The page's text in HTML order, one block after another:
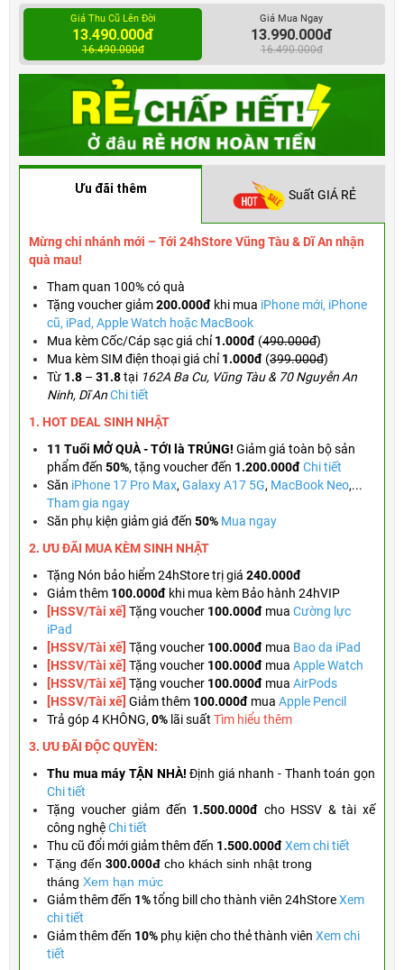
Giá Thu Cũ Lên Đời
13.490.000đ
16.490.000đ
Giá Mua Ngay
13.990.000đ
16.490.000đ
Ưu đãi thêm Suất GIÁ RẺ
Mừng chi nhánh mới – Tới 24hStore Vũng Tàu & Dĩ An nhận
quà mau!
Tham quan 100% có quà
Tặng vouchergiảm200.000đ khi mua iPhone mới, iPhone
cũ, iPad, Apple Watch hoặc MacBook
Mua kèm Cốc/Cáp sạc giá chỉ1.000đ (490.000đ)
Mua kèm SIM điện thoại giá chỉ1.000đ (399.000đ)
Từ 1.8 – 31.8tại 162A Ba Cu, Vũng Tàu & 70 Nguyễn An
Ninh, Dĩ AnChi tiết
1. HOT DEAL SINH NHẬT
11 Tuổi MỞ QUÀ - TỚI là TRÚNG! Giảm giá toàn bộ sản
phẩm đến 50%, tặng voucher đến 1.200.000đChi tiết
Săn iPhone 17 Pro Max, Galaxy A17 5G, MacBook Neo,...
Tham gia ngay
Săn phụ kiện giảm giá đến 50% Mua ngay
2. ƯU ĐÃI MUA KÈMSINH NHẬT
Tặng Nón bảo hiểm 24hStore trị giá 240.000đ
Giảm thêm 100.000đ khi mua kèm Bảo hành 24hVIP
[HSSV/Tài xế] Tặng voucher 100.000đ mua Cường lực
iPad
[HSSV/Tài xế] Tặng voucher 100.000đ mua Bao da iPad
[HSSV/Tài xế] Tặng voucher 100.000đ mua Apple Watch
[HSSV/Tài xế] Tặng voucher 100.000đ mua AirPods
[HSSV/Tài xế] Giảm thêm 100.000đ mua Apple Pencil
Trả góp 4 KHÔNG, 0% lãi suất Tìm hiểu thêm
3. ƯU ĐÃI ĐỘC QUYỀN:
Thu mua máy TẬN NHÀ!Định giá nhanh - Thanh toán gọn
Chi tiết
Tặng voucher giảm đến 1.500.000đ cho HSSV & tài xế
công nghệChi tiết
Thu cũ đổi mới giảm thêm đến 1.500.000đXem chi tiết
Tặng đến 300.000đ cho khách sinh nhật trong
tháng Xem hạn mức
Giảm thêm đến 1%tổng bill cho thành viên 24hStoreXem
chi tiết
Giảm thêm đến 10% phụ kiện cho thẻ thành viên Xem chi
tiết